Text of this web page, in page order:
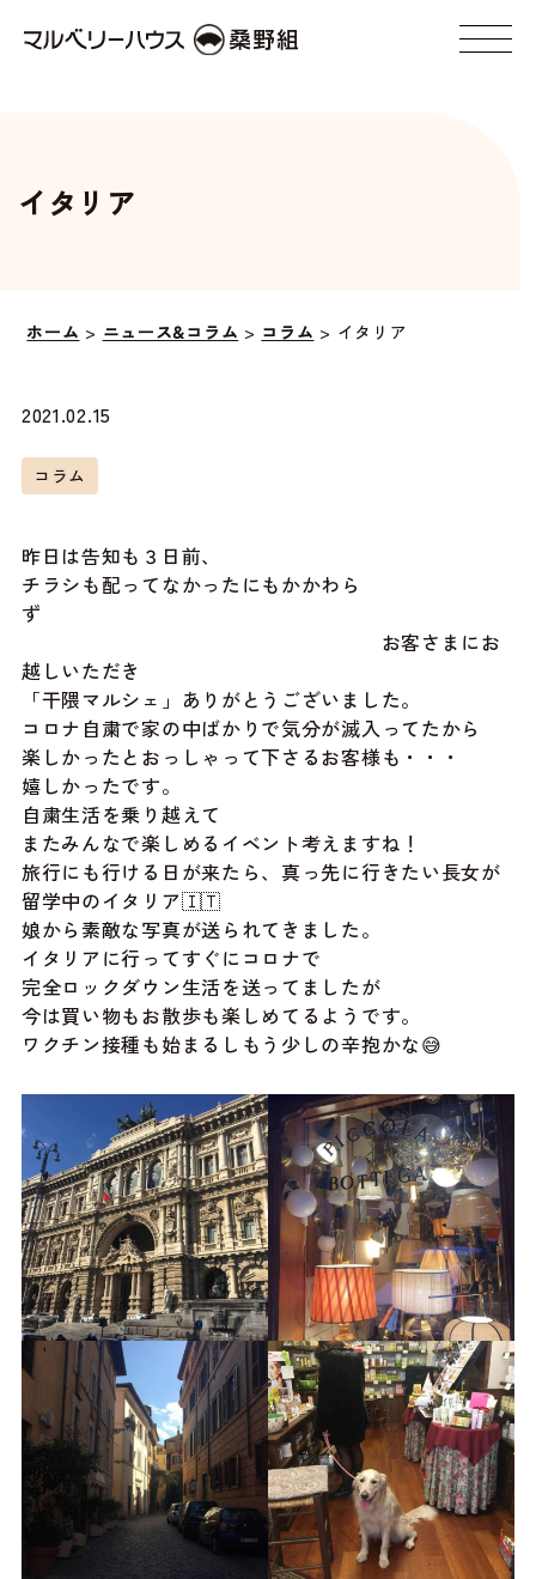
イタリア
ホーム > ニュース&コラム > コラム > イタリア
2021.02.15
コラム
昨日は告知も３日前、
チラシも配ってなかったにもかかわら
ず
お客さまにお
越しいただき
「干隈マルシェ」ありがとうございました。
コロナ自粛で家の中ばかりで気分が滅入ってたから
楽しかったとおっしゃって下さるお客様も・・・
嬉しかったです。
自粛生活を乗り越えて
またみんなで楽しめるイベント考えますね！
旅行にも行ける日が来たら、真っ先に行きたい長女が
留学中のイタリア🇮🇹
娘から素敵な写真が送られてきました。
イタリアに行ってすぐにコロナで
完全ロックダウン生活を送ってましたが
今は買い物もお散歩も楽しめてるようです。
ワクチン接種も始まるしもう少しの辛抱かな😅